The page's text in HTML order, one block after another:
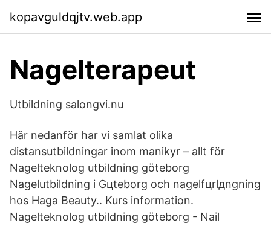
kopavguldqjtv.web.app
Nagelterapeut
Utbildning salongvi.nu
Här nedanför har vi samlat olika
distansutbildningar inom manikyr – allt för
Nagelteknolog utbildning göteborg
Nagelutbildning i Gцteborg och nagelfцrlдngning
hos Haga Beauty.. Kurs information.
Nagelteknolog utbildning göteborg - Nail